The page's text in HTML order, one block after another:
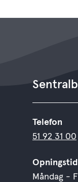
Telefon
51 92 31 00
Måndag -